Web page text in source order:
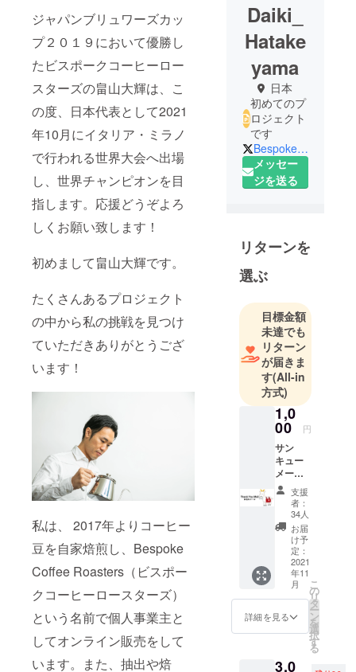
ジャパンブリュワーズカッ
プ２０１９において優勝し
たビスポークコーヒーロー
スターズの畠山大輝は、こ
の度、日本代表として2021
年10月にイタリア・ミラノ
で行われる世界大会へ出場
し、世界チャンピオンを目
指します。応援どうぞよろ
しくお願い致します！
初めまして畠山大輝です。
たくさんあるプロジェクト
の中から私の挑戦を見つけ
ていただきありがとうござ
います！
私は、 2017年よりコーヒー
豆を自家焙煎し、Bespoke
Coffee Roasters（ビスポー
クコーヒーロースターズ）
という名前で個人事業主と
してオンライン販売をして
います。また、抽出や焙
Daiki_
Hatake
yama
日本
初めてのプ
ロジェクト
です
Bespoke_Coffee_
メッセー
ジを送る
リターンを
選ぶ
目標金額
未達でも
リターン
が届きま
す(All-in
方式)
1,0
00 円
サン
キュー
メー
ル！ ご
支援い
ただい
た皆様
に感謝
の気持
ちを
メール
しま
す。 大
会の結
果次第
で、文
ンショ
支援
者：
34人
お届
け予
定：
2021
年11
月
詳細を見る
こ
の
リ
タ
ー
ン
を
選
択
す
る
3,0